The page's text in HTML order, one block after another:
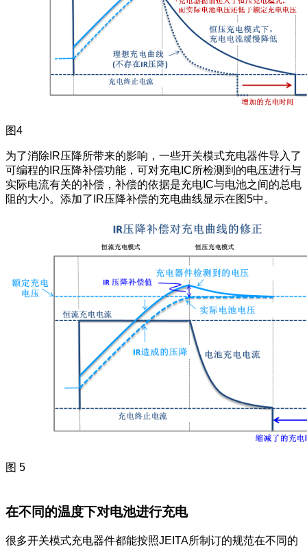
图4
为了消除IR压降所带来的影响，一些开关模式充电器件导入了
可编程的IR压降补偿功能，可对充电IC所检测到的电压进行与
实际电流有关的补偿，补偿的依据是充电IC与电池之间的总电
阻的大小。添加了IR压降补偿的充电曲线显示在图5中。
图 5
在不同的温度下对电池进行充电
很多开关模式充电器件都能按照JEITA所制订的规范在不同的